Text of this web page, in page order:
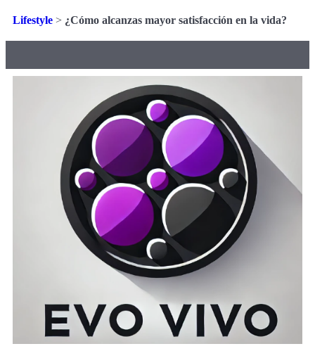
Lifestyle > ¿Cómo alcanzas mayor satisfacción en la vida?